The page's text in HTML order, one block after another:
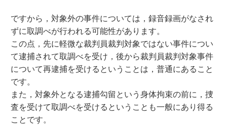
ですから，対象外の事件については，録音録画がなされ
ずに取調べが行われる可能性があります。
この点，先に軽微な裁判員裁判対象ではない事件につい
て逮捕されて取調べを受け，後から裁判員裁判対象事件
について再逮捕を受けるということは，普通にあること
です。
また，対象外となる逮捕勾留という身体拘束の前に，捜
査を受けて取調べを受けるということも一般にあり得る
ことです。